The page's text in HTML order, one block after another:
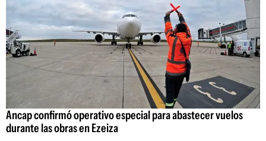
Ancap confirmó operativo especial para abastecer vuelos
durante las obras en Ezeiza